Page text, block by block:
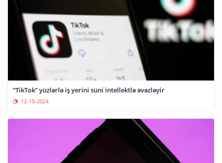
“TikTok” yüzlərlə iş yerini süni intellektlə əvəzləyir
12-10-2024